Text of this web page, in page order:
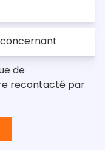
de
recontacté par